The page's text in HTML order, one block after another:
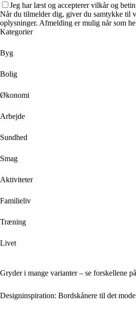
Jeg har læst og accepterer vilkår og
Når du tilmelder dig, giver du samtykke til
oplysninger. Afmelding er mulig når som
Kategorier
Byg
Bolig
Økonomi
Arbejde
Sundhed
Smag
Aktiviteter
Familieliv
Træning
Livet
Gryder i mange varianter – se forskellene
Designinspiration: Bordskånere til det